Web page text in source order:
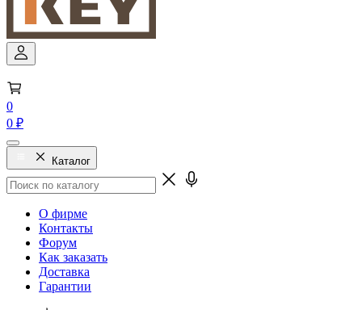
0
0 ₽
Каталог
О фирме
Контакты
Форум
Как заказать
Доставка
Гарантии